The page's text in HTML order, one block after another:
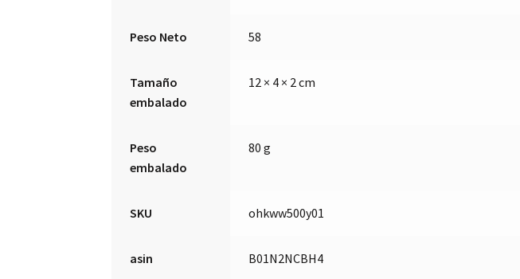
Peso Neto 58
Tamaño
embalado
12 × 4 × 2 cm
Peso
embalado
80 g
SKU ohkww500y01
asin B01N2NCBH4